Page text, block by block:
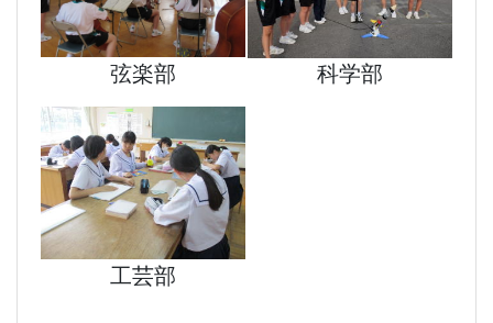
弦楽部 科学部
工芸部